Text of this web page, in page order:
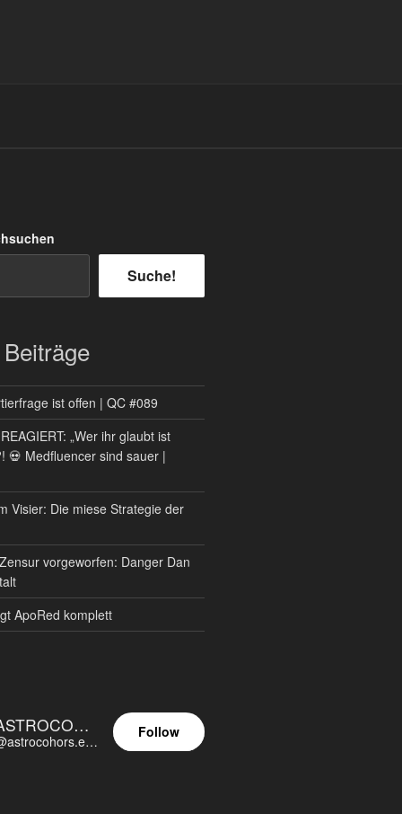
Suche!
ist offen | QC #089
„Wer ihr glaubt ist
💀 Medfluencer sind sauer |
Visier: Die miese Strategie der
vorgeworfen: Danger Dan
ApoRed komplett
ASTROCOHORS EUNOIA ULTIMA
@astrocohors.eu@astrocohors.eu
Follow